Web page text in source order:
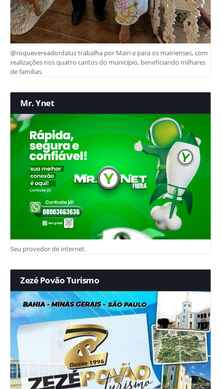
@roquevereadordaluz trabalha por Mairi e para os mairienses, com
realizações nos quatro cantos do município, beneficiando milhares
de famílias.
Mr. Ynet
Seu provedor de internet.
Zezé Povão Turismo